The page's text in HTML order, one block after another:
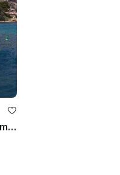
Alugue um monocasco de cruzeiro em Théoule-sur-Mer, França